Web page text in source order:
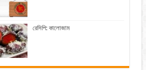
রেসিপি: কালোজাম